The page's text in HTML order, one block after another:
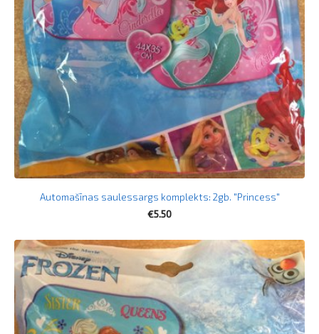
Automašīnas saulessargs komplekts: 2gb. "Princess"
€5.50